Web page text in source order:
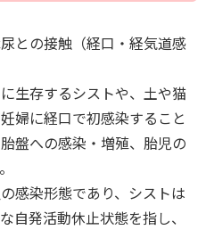
との接触（経口・経気道感
生存するシストや、土や猫
婦に経口で初感染すること
盤への感染・増殖、胎児の
感染形態であり、シストは
自発活動休止状態を指し、